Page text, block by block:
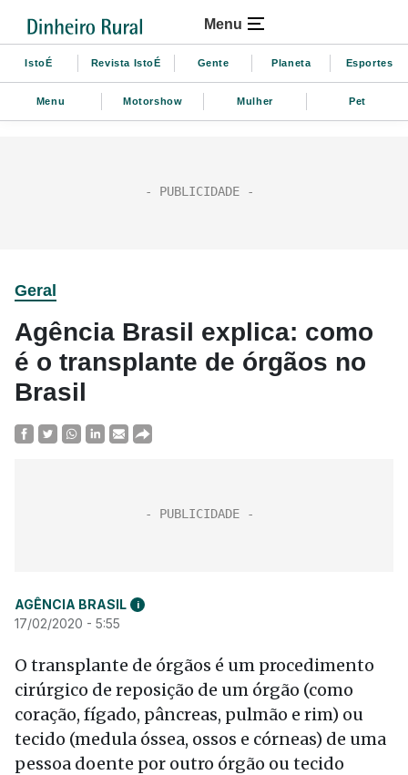
Menu
IstoÉ Revista IstoÉ Gente Planeta Esportes
Menu Motorshow Mulher Pet
Geral
Agência Brasil explica: como
é o transplante de órgãos no
Brasil
AGÊNCIA BRASIL i
17/02/2020 - 5:55
O transplante de órgãos é um procedimento
cirúrgico de reposição de um órgão (como
coração, fígado, pâncreas, pulmão e rim) ou
tecido (medula óssea, ossos e córneas) de uma
pessoa doente por outro órgão ou tecido